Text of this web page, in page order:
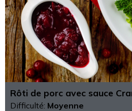
Rôti de porc avec sauce
Difficulté: Moyenne